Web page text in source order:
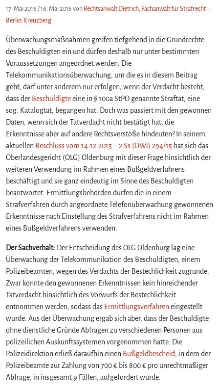
17. Mai 2016 /16. Mai 2016 von Rechtsanwalt Dietrich, Fachanwalt für Strafrecht -
Berlin-Kreuzberg
Überwachungsmaßnahmen greifen tiefgehend in die Grundrechte
des Beschuldigten ein und dürfen deshalb nur unter bestimmten
Voraussetzungen angeordnet werden. Die
Telekommunikationsüberwachung, um die es in diesem Beitrag
geht, darf unter anderem nur erfolgen, wenn der Verdacht besteht,
dass der Beschuldigteeine in § 100a StPO genannte Straftat, eine
sog. Katalogtat, begangen hat. Doch was passiert mit den gewonnen
Daten, wenn sich der Tatverdacht nicht bestätigt hat, die
Erkenntnisse aber auf andere Rechtsverstöße hindeuten? In seinem
aktuellen Beschluss vom 14.12.2015 – 2 Ss (OWi) 294/15 hat sich das
Oberlandesgericht (OLG) Oldenburg mit dieser Frage hinsichtlich der
weiteren Verwendung im Rahmen eines Bußgeldverfahrens
beschäftigt und sie ganz eindeutig im Sinne des Beschuldigten
beantwortet: Ermittlungsbehörden dürfen die in einem
Strafverfahren durch angeordnete Telefonüberwachung gewonnenen
Erkenntnisse nach Einstellung des Strafverfahrens nicht im Rahmen
eines Bußgeldverfahrens verwenden.
Der Sachverhalt: Der Entscheidung des OLG Oldenburg lag eine
Überwachung der Telekommunikation des Beschuldigten, einem
Polizeibeamten, wegen des Verdachts der Bestechlichkeit zugrunde.
Zwar konnte den gewonnenen Erkenntnissen kein hinreichender
Tatverdacht hinsichtlich des Vorwurfs der Bestechlichkeit
entnommen werden, sodass das Ermittlungsverfahren eingestellt
wurde. Aus der Überwachung ergab sich aber, dass der Beschuldigte
ohne dienstliche Gründe Abfragen zu verschiedenen Personen aus
polizeilichen Auskunftssystemen vorgenommen hatte. Die
Polizeidirektion erließ daraufhin einen Bußgeldbescheid, in dem der
Polizeibeamte zur Zahlung von 700 € bis 800 € pro unrechtmäßiger
Abfrage, in insgesamt 9 Fällen, aufgefordert wurde.